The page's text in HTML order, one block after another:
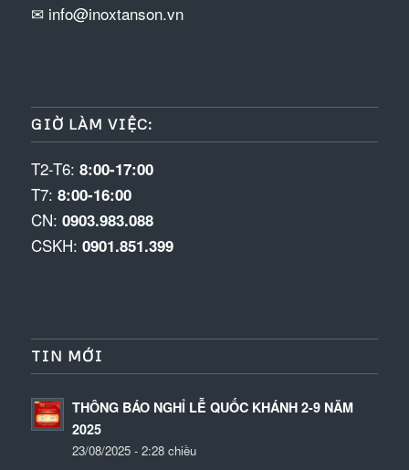
✉ info@inoxtanson.vn
GIỜ LÀM VIỆC:
T2-T6: 8:00-17:00
T7: 8:00-16:00
CN: 0903.983.088
CSKH: 0901.851.399
TIN MỚI
THÔNG BÁO NGHỈ LỄ QUỐC KHÁNH 2-9 NĂM
2025
23/08/2025 - 2:28 chiều